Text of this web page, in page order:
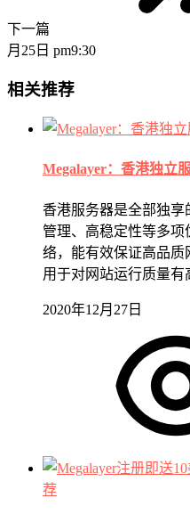
下一篇
月25日 pm9:30
相关推荐
Megalayer：香港独立
香港服务器是全部独
管理、高稳定性等多项
络，能有效保证高品
用于对网站运行质量
2020年12月27日
荐